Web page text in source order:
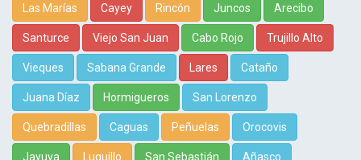
Las Marías Cayey Rincón Juncos Arecibo
Santurce Viejo San Juan Cabo Rojo Trujillo Alto
Vieques Sabana Grande Lares Cataño
Juana Díaz Hormigueros San Lorenzo
Quebradillas Caguas Peñuelas Orocovis
Jayuya Luquillo San Sebastián Añasco